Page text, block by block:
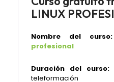
LINUX
Nombre del curso:
profesional
Duración del curso:
teleformación